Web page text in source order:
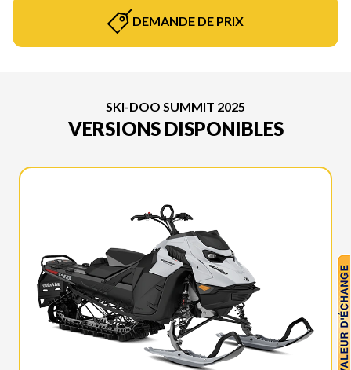
DEMANDE DE PRIX
SKI-DOO SUMMIT 2025
VERSIONS DISPONIBLES